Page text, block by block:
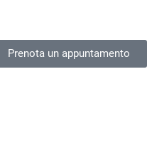
Prenota un appuntamento